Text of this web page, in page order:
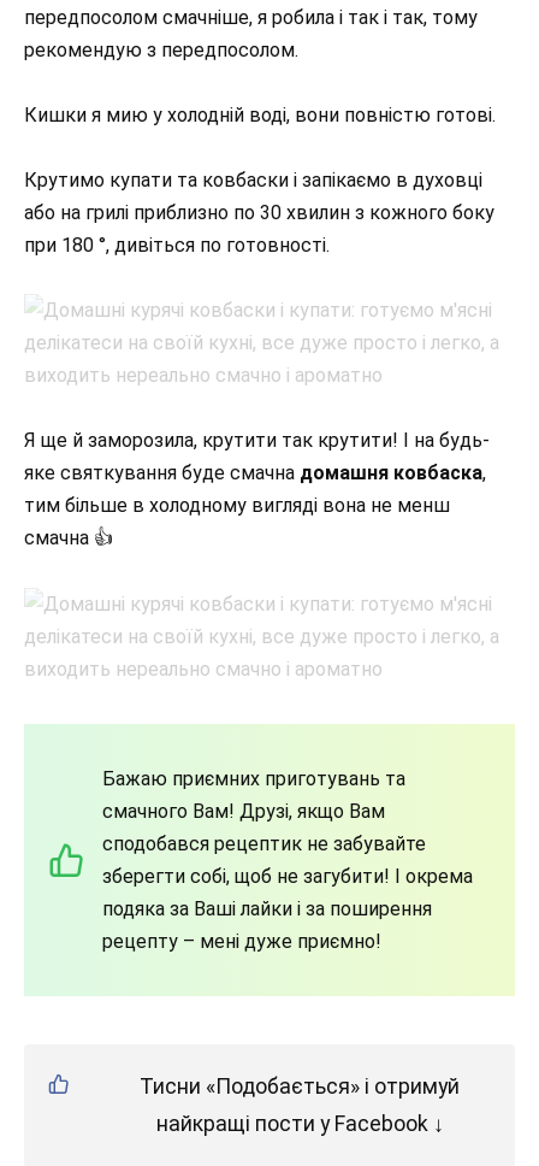
передпосолом смачніше, я робила і так і так, тому
рекомендую з передпосолом.
Кишки я мию у холодній воді, вони повністю готові.
Крутимо купати та ковбаски і запікаємо в духовці
або на грилі приблизно по 30 хвилин з кожного боку
при 180 °, дивіться по готовності.
Я ще й заморозила, крутити так крутити! І на будь-
яке святкування буде смачна домашня ковбаска,
тим більше в холодному вигляді вона не менш
смачна 👍
Бажаю приємних приготувань та
смачного Вам! Друзі, якщо Вам
сподобався рецептик не забувайте
зберегти собі, щоб не загубити! І окрема
подяка за Ваші лайки і за поширення
рецепту – мені дуже приємно!
Тисни «Подобається» і отримуй
найкращі пости у Facebook ↓